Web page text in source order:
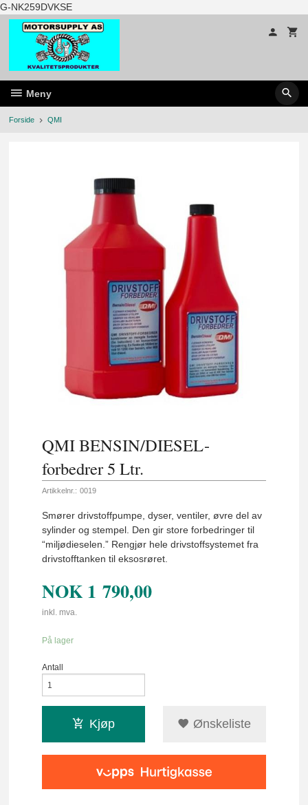
G-NK259DVKSEGå
til
innholdet
Meny
Forside QMI
QMI BENSIN/DIESEL-
forbedrer 5 Ltr.
Artikkelnr.: 0019
Smører drivstoffpumpe, dyser, ventiler, øvre del av
sylinder og stempel. Den gir store forbedringer til
“miljødieselen.” Rengjør hele drivstoffsystemet fra
drivstofftanken til eksosrøret.
NOK 1 790,00
inkl. mva.
På lager
Antall
Kjøp Ønskeliste